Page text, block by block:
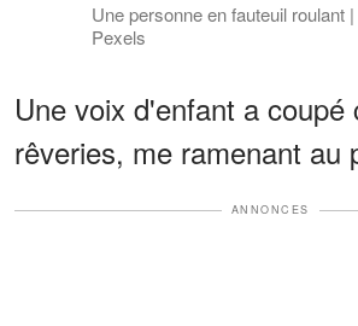
Une personne en fauteuil roulant
Pexels
Une voix d'enfant a coupé
rêveries, me ramenant au
ANNONCES